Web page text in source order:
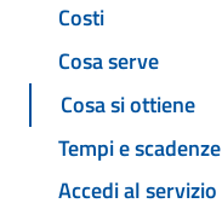
Costi
Cosa serve
Cosa si ottiene
Tempi e scadenze
Accedi al servizio